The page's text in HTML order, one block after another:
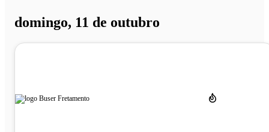
domingo, 11 de outubro